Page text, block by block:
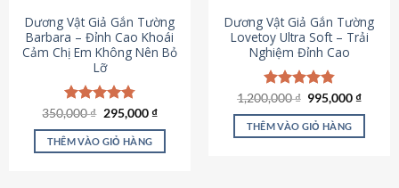
Dương Vật Giả Gắn Tường
Barbara – Đỉnh Cao Khoái
Cảm Chị Em Không Nên Bỏ
Lỡ
Được xếp
hạng4.79
5 sao
350,000₫ Giá
là:
350,000 ₫.
295,000₫Giá
tại
THÊM VÀO GIỎ HÀNG
Dương Vật Giả Gắn Tường
Lovetoy Ultra Soft – Trải
Nghiệm Đỉnh Cao
Được xếp
hạng4.82
5 sao
1,200,000₫ Giá
là:
1,200,000 ₫.
995,000₫Giá
tại
THÊM VÀO GIỎ HÀNG